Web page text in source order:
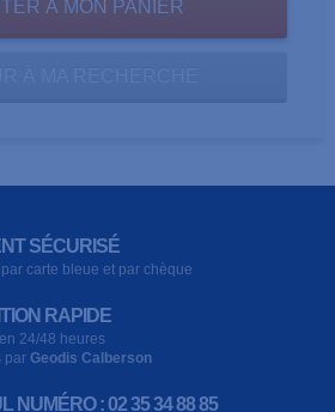
SÉCURISÉ
carte bleue et par chèque
RAPIDE
24/48 heures
par Geodis Calberson
NUMÉRO : 02 35 34 88 85